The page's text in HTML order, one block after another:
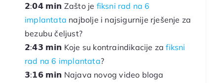
𝟮:𝟬𝟰 𝗺𝗶𝗻 Zašto je fiksni rad na 6
implantata najbolje i najsigurnije rješenje za
bezubu čeljust?
𝟮:𝟰𝟯 𝗺𝗶𝗻 Koje su kontraindikacije zafiksni
rad na 6 implantata?
𝟯:𝟭𝟲 𝗺𝗶𝗻 Najava novog video bloga